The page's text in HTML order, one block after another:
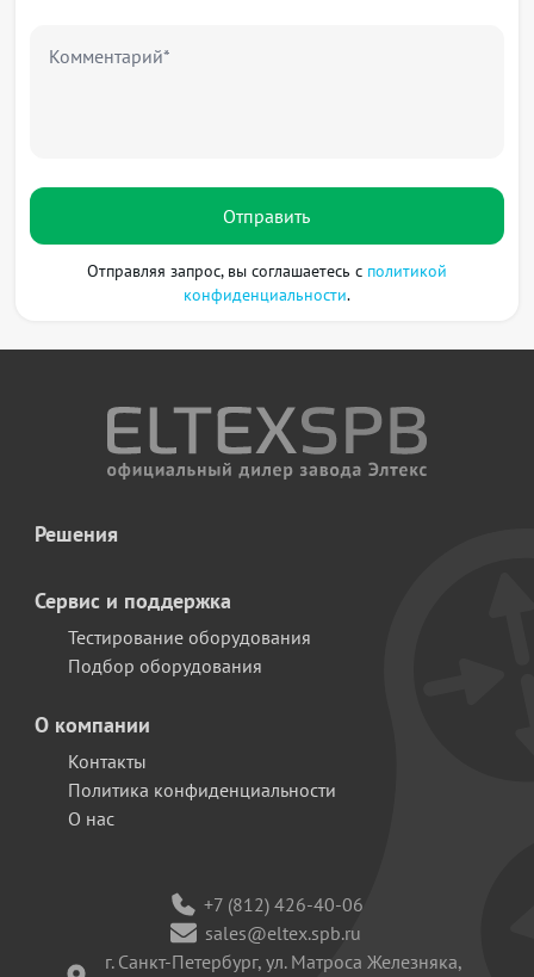
Комментарий*
Отправить
Отправляя запрос, вы соглашаетесь с политикой
конфиденциальности.
+7 (812) 426-40-06
sales@eltex.spb.ru
г. Санкт-Петербург, ул. Матроса Железняка,
Решения
Сервис и поддержка
Тестирование оборудования
Подбор оборудования
О компании
Контакты
Политика конфиденциальности
О нас